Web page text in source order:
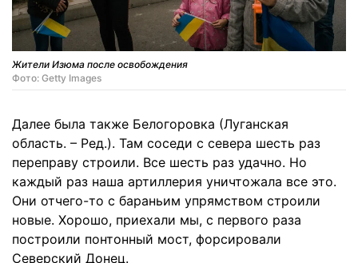
Жители Изюма после освобождения
Фото: Getty Images
Далее была также Белогоровка (Луганская
область. – Ред.). Там соседи с севера шесть раз
переправу строили. Все шесть раз удачно. Но
каждый раз наша артиллерия уничтожала все это.
Они отчего-то с бараньим упрямством строили
новые. Хорошо, приехали мы, с первого раза
построили понтонный мост, форсировали
Северский Донец.